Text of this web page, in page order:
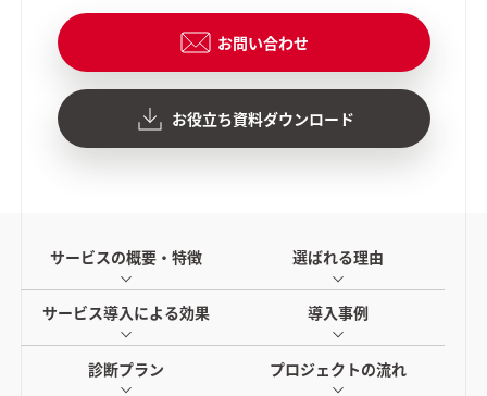
お問い合わせ
お役立ち資料ダウンロード
サービスの概要・特徴 選ばれる理由
サービス導入による効果 導入事例
診断プラン プロジェクトの流れ